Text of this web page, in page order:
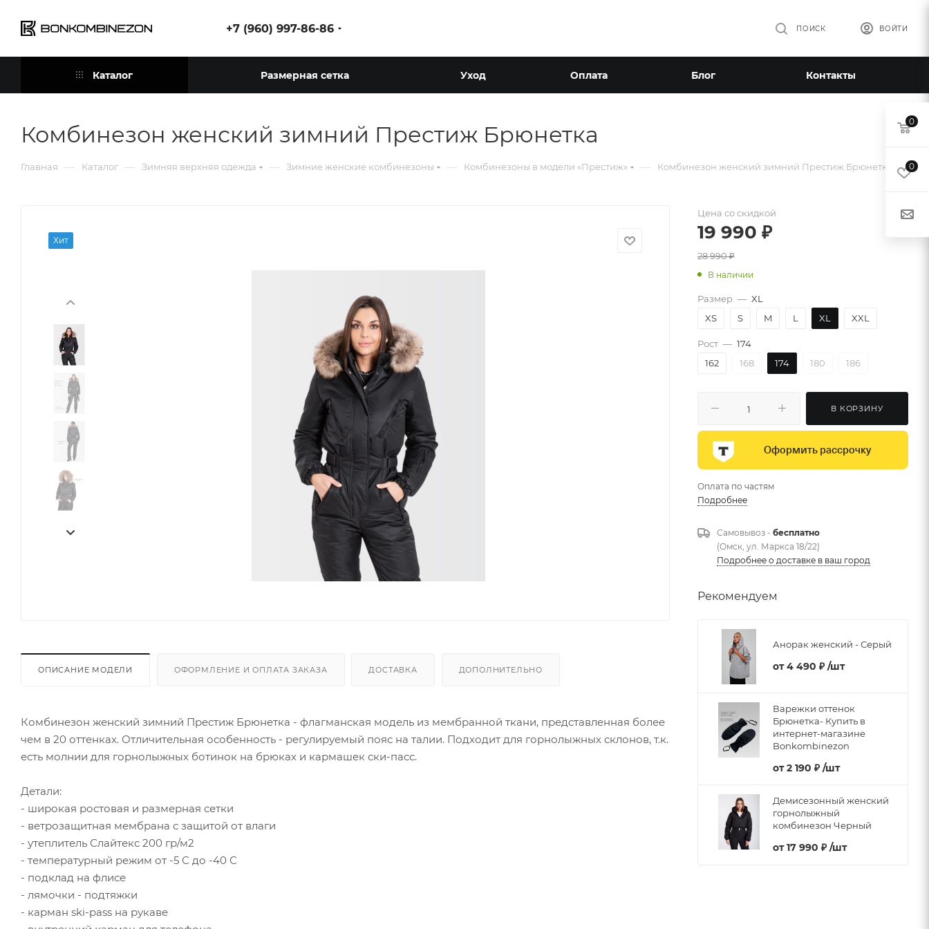
+7 (960) 997-86-86 ВОЙТИ
ПОИСК
Каталог Размерная сетка Уход Оплата Блог Контакты
Комбинезон женский зимний Престиж Брюнетка
Главная — Каталог — Зимняя верхняя одежда — Зимние женские комбинезоны — Комбинезоны в модели «Престиж» — Комбинезон женский зимний Престиж Брюнетка
Хит
ОПИСАНИЕ МОДЕЛИ ОФОРМЛЕНИЕ И ОПЛАТА ЗАКАЗА ДОСТАВКА ДОПОЛНИТЕЛЬНО
Комбинезон женский зимний Престиж Брюнетка - флагманская модель из мембранной ткани, представленная более
чем в 20 оттенках. Отличительная особенность - регулируемый пояс на талии. Подходит для горнолыжных склонов, т.к.
есть молнии для горнолыжных ботинок на брюках и кармашек ски-пасс.
Детали:
- широкая ростовая и размерная сетки
- ветрозащитная мембрана с защитой от влаги
- утеплитель Слайтекс 200 гр/м2
- температурный режим от -5 С до -40 С
- подклад на флисе
- лямочки - подтяжки
- карман ski-pass на рукаве
Цена со скидкой
19 990 ₽
28 990₽
В наличии
Размер — XL
XS
S M L XL XXL
Рост — 174
162
168 174 180 186
В КОРЗИНУ
Оформить рассрочку
Оплата по частям
Подробнее
Самовывоз - бесплатно
(Омск, ул. Маркса 18/22)
Подробнее о доставке в ваш город
Рекомендуем
Анорак женский - Серый
от4 490 ₽ /шт
Варежки оттенок
Брюнетка- Купить в
интернет-магазине
Bonkombinezon
от2 190 ₽ /шт
Демисезонный женский
горнолыжный
комбинезон Черный
от17 990 ₽ /шт
0
0